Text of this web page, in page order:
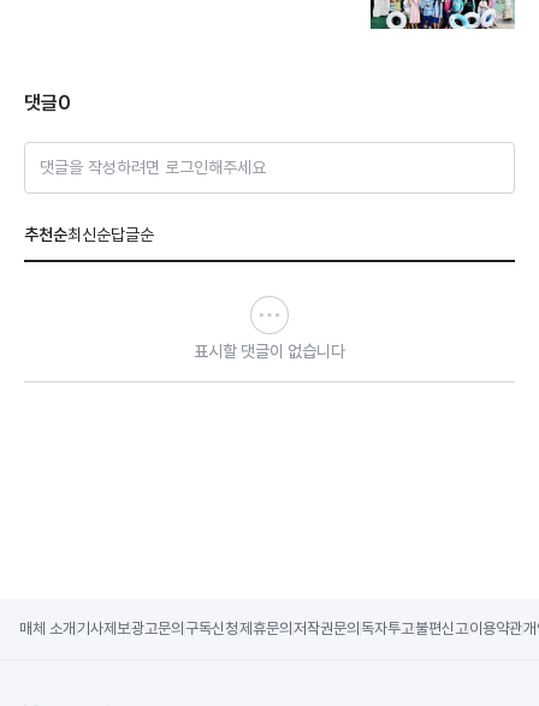
댓글0
댓글을 작성하려면 로그인해주세요
추천순최신순답글순
표시할 댓글이 없습니다
매체 소개 기사제보광고문의 구독신청제휴문의 저작권문의 독자투고불편신고이용약관